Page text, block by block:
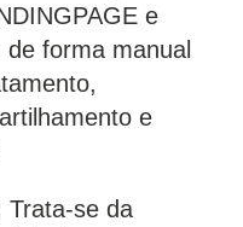
e
forma manual
e
Trata-se da